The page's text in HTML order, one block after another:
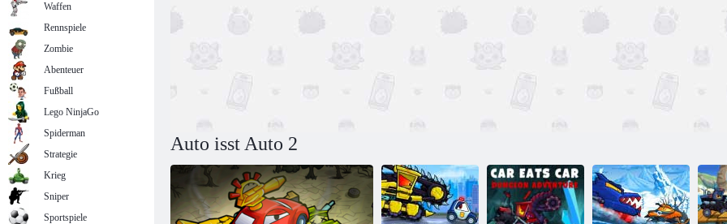
Auto isst Auto 2
Waffen
Rennspiele
Zombie
Abenteuer
Fußball
Lego NinjaGo
Spiderman
Strategie
Krieg
Sniper
Sportspiele